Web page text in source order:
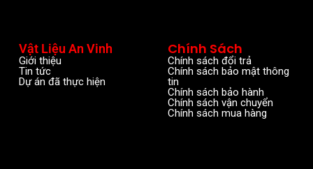
Vật Liệu An Vinh
Giới thiệu
Tin tức
Dự án đã thực hiện
Chính Sách
Chính sách đổi trả
Chính sách bảo mật thông
tin
Chính sách bảo hành
Chính sách vận chuyển
Chính sách mua hàng